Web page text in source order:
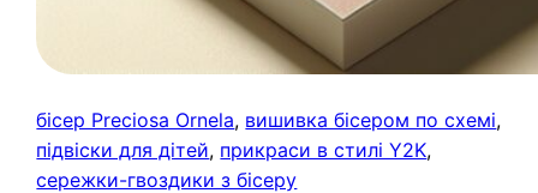
бісер Preciosa Ornela, вишивка бісером по схемі
підвіски для дітей, прикраси в стилі Y2K
сережки-гвоздики з бісеру